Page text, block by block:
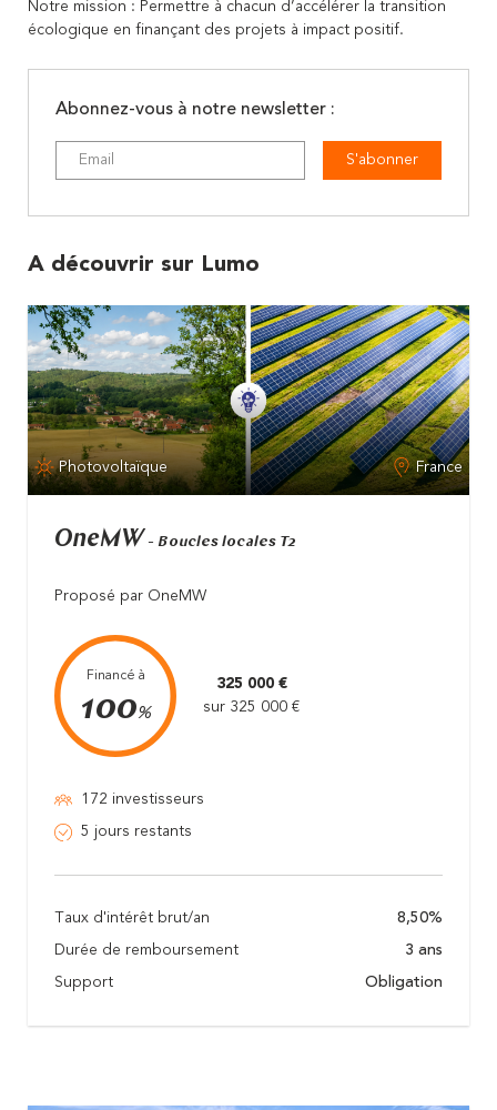
Notre mission : Permettre à chacun d’accélérer la transition
écologique en finançant des projets à impact positif.
Abonnez-vous à notre newsletter :
S'abonner
A découvrir sur Lumo
Photovoltaïque France
OneMW - Boucles locales T2
Proposé par OneMW
Financé à
100%
325 000 €
sur 325 000 €
172 investisseurs
5 jours restants
Taux d'intérêt brut/an 8,50%
Durée de remboursement 3 ans
Support Obligation